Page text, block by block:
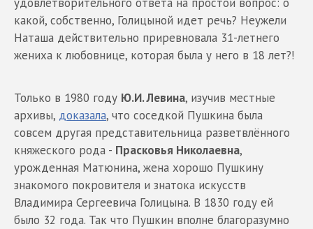
какой, собственно, Голицыной идет речь? Неужели
Наташа действительно приревновала 31-летнего
жениха к любовнице, которая была у него в 18 лет?!
Только в 1980 году Ю.И. Левина, изучив местные
архивы, доказала, что соседкой Пушкина была
совсем другая представительница разветвлённого
княжеского рода - Прасковья Николаевна,
урожденная Матюнина, жена хорошо Пушкину
знакомого покровителя и знатока искусств
Владимира Сергеевича Голицына. В 1830 году ей
было 32 года. Так что Пушкин вполне благоразумно